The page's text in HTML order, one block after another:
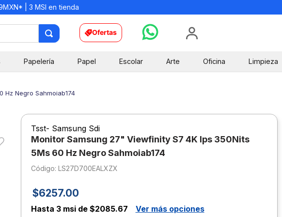
| 3 MSI en tienda
Ofertas
Papelería Papel Escolar Arte Oficina Limpieza
Hz Negro Sahmoiab174
Tsst- Samsung Sdi
Monitor Samsung 27" Viewfinity S7 4K Ips 350Nits
5Ms 60 Hz Negro Sahmoiab174
: LS27D700EALXZX
$6257.00
Hasta 3 msi de $2085.67
Ver más opciones